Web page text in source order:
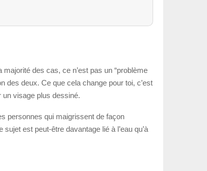
des cas, ce n’est pas un “problème
des deux. Ce que cela change pour toi, c’est
un visage plus dessiné.
personnes qui maigrissent de façon
est peut-être davantage lié à l’eau qu’à